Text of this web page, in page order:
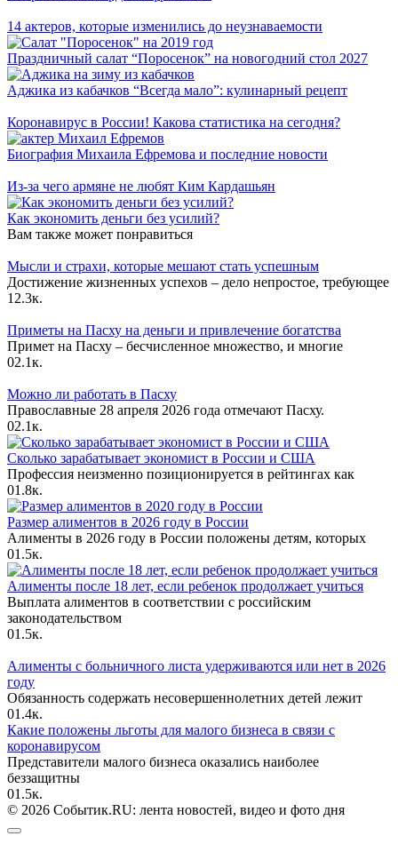
14 актеров, которые изменились до неузнаваемости
Праздничный салат “Поросенок” на новогодний стол 2027
Аджика из кабачков “Всегда мало”: кулинарный рецепт
Коронавирус в России! Какова статистика на сегодня?
Биография Михаила Ефремова и последние новости
Из-за чего армяне не любят Ким Кардашьян
Как экономить деньги без усилий?
Вам также может понравиться
Мысли и страхи, которые мешают стать успешным
Достижение жизненных успехов – дело непростое, требующее
12.3к.
Приметы на Пасху на деньги и привлечение богатства
Примет на Пасху – бесчисленное множество, и многие
02.1к.
Можно ли работать в Пасху
Православные 28 апреля 2026 года отмечают Пасху.
02.1к.
Сколько зарабатывает экономист в России и США
Профессия неизменно позиционируется в рейтингах как
01.8к.
Размер алиментов в 2026 году в России
Алименты в 2026 году в России положены детям, которых
01.5к.
Алименты после 18 лет, если ребенок продолжает учиться
Выплата алиментов в соответствии с российским
законодательством
01.5к.
Алименты с больничного листа удерживаются или нет в 2026
году
Обязанность содержать несовершеннолетних детей лежит
01.4к.
Какие положены льготы для малого бизнеса в связи с
коронавирусом
Представители малого бизнеса оказались наиболее
беззащитны
01.5к.
© 2026 Событик.RU: лента новостей, видео и фото дня